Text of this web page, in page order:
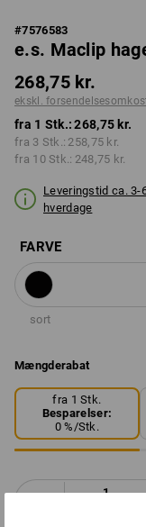
#7576583
e.s. Maclip
268,75 kr.
ekskl.
fra 1 Stk.: 268,75 kr.
fra 3 Stk.: 258,75 kr.
fra 10 Stk.: 248,75 kr.
Leveringstid ca. 3-
hverdage
FARVE
sort
Mængderabat
fra 1 Stk.
Besparelser:
0%/Stk.